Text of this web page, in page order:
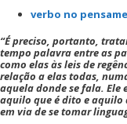
verbo no
“É preciso, portanto,
tempo palavra entre as
como elas às leis de
relação a elas todas,
aquela donde se fala.
aquilo que é dito e aquilo
em via de se tomar